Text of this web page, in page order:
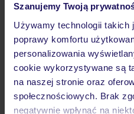
Szanujemy Twoją
Używamy technologii takich
poprawy komfortu
personalizowania
cookie wykorzystywane są
na naszej stronie oraz
społecznościowych. Brak
negatywnie wpłynąć na
Hotel
Opinie